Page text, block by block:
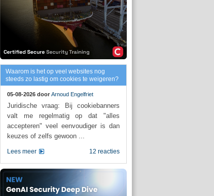
Waarom is het op veel websites nog
steeds zo lastig om cookies te weigeren?
05-08-2026 door Arnoud Engelfriet
Juridische vraag: Bij cookiebanners
valt me regelmatig op dat "alles
accepteren" veel eenvoudiger is dan
keuzes of zelfs gewoon ...
12 reacties
Lees meer